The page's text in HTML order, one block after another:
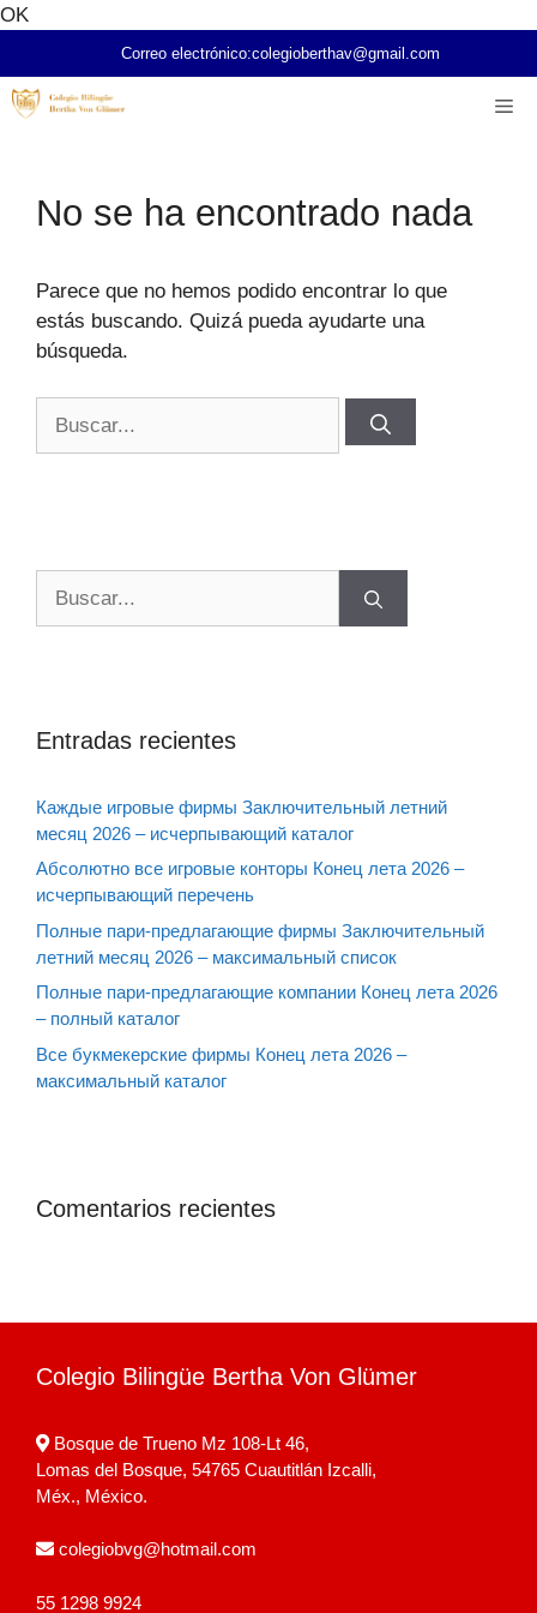
OKSaltar
contenido
Correo electrónico:colegioberthav@gmail.com
No se ha encontrado nada
Parece que no hemos podido encontrar lo que
estás buscando. Quizá pueda ayudarte una
búsqueda.
Entradas recientes
Каждые игровые фирмы Заключительный летний
месяц 2026 – исчерпывающий каталог
Абсолютно все игровые конторы Конец лета 2026 –
исчерпывающий перечень
Полные пари-предлагающие фирмы Заключительный
летний месяц 2026 – максимальный список
Полные пари-предлагающие компании Конец лета 2026
– полный каталог
Все букмекерские фирмы Конец лета 2026 –
максимальный каталог
Comentarios recientes
Colegio Bilingüe Bertha Von Glümer
Bosque de Trueno Mz 108-Lt 46,
Lomas del Bosque, 54765 Cuautitlán Izcalli,
Méx., México.
colegiobvg@hotmail.com
55 1298 9924